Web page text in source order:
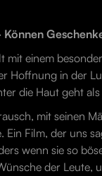
mit einem
Hoffnung in der
die Haut geht
mit seinen
Ein Film, der uns
wenn sie so
der Leute,